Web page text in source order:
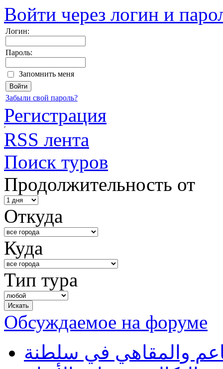
Войти через логин и
Логин:
Пароль:
Запомнить меня
Забыли свой пароль?
Регистрация
RSS лента
Поиск туров
Продолжительность от
Откуда
Куда
Тип тура
Обсуждаемое на форуме
والمقاهي في سلطنة